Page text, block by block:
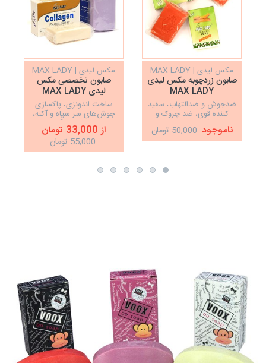
مکس لیدی | MAX LADY
صابون زردچوبه مکس لیدی
MAX LADY
ضدجوش و ضدالتهاب، سفید
کننده قوی، ضد چروک و
متعادل کننده چربی پوست
ناموجود 50,000 تومان
مکس لیدی | MAX LADY
صابون تخصصی مکس
لیدی MAX LADY
ساخت اندونزی، پاکسازی
جوش‌های سر سیاه و آکنه،
وزن 110 گرم از 33,000 تومان
55,000 تومان